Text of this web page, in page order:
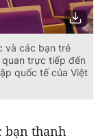
và các bạn trẻ
quan trực tiếp đến
quốc tế của Việt
bạn thanh